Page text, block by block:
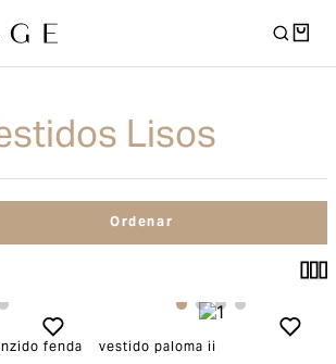
Lisos
fenda vestido paloma ii